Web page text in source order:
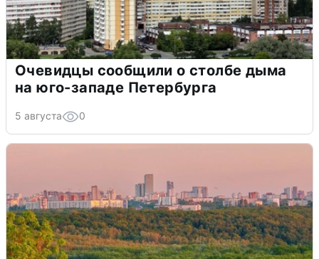
Очевидцы сообщили о столбе дыма
на юго-западе Петербурга
5 августа 0